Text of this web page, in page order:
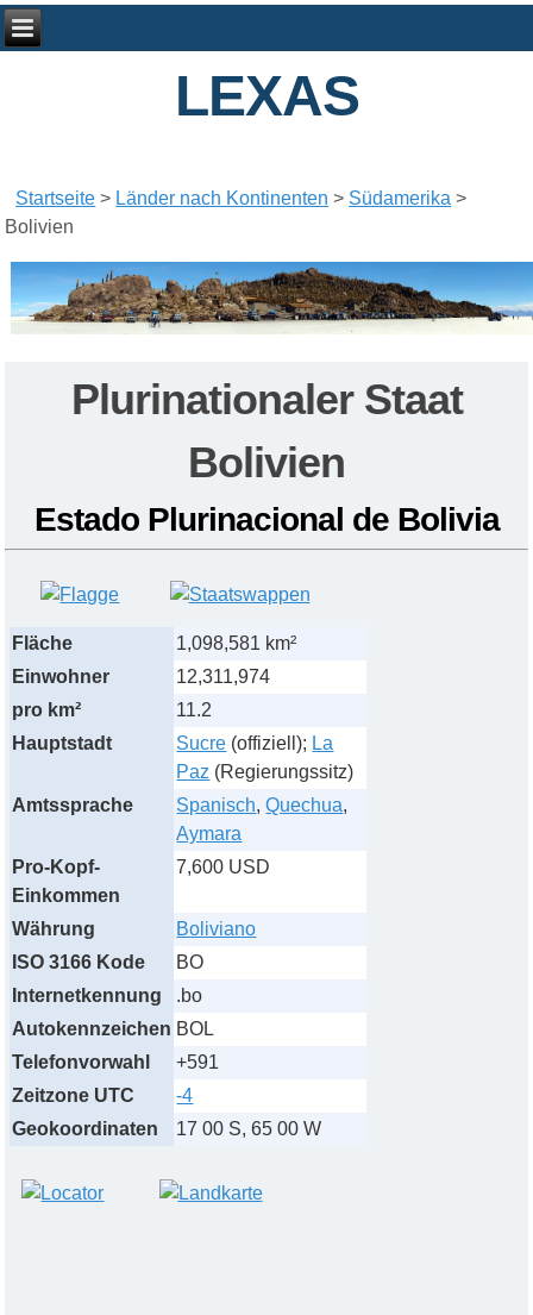
LEXAS
Startseite > Länder nach Kontinenten > Südamerika >
Bolivien
Plurinationaler Staat
Bolivien
Estado Plurinacional de Bolivia
Fläche
1,098,581 km²
Einwohner
12,311,974
pro km²
11.2
Hauptstadt
Sucre (offiziell); La
Paz (Regierungssitz)
Amtssprache
Spanisch,Quechua,
Aymara
Pro-Kopf-
Einkommen
7,600 USD
Währung
Boliviano
ISO 3166 Kode
BO
Internetkennung
.bo
Autokennzeichen BOL
Telefonvorwahl
+591
Zeitzone UTC
-4
Geokoordinaten
17 00 S, 65 00 W